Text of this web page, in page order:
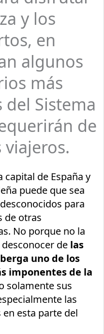
y los
en
algunos
más
Sistema
de
viajeros.
de España y
puede que sea
para
de otras
No porque no la
de las
uno de los
imponentes de la
solamente sus
las
esta parte del